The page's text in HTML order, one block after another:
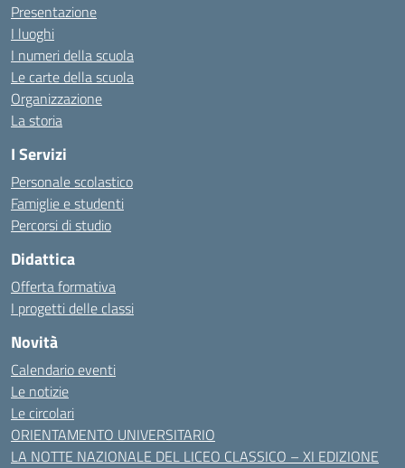
Presentazione
I luoghi
I numeri della scuola
Le carte della scuola
Organizzazione
La storia
I Servizi
Personale scolastico
Famiglie e studenti
Percorsi di studio
Didattica
Offerta formativa
I progetti delle classi
Novità
Calendario eventi
Le notizie
Le circolari
ORIENTAMENTO UNIVERSITARIO
LA NOTTE NAZIONALE DEL LICEO CLASSICO – XI EDIZIONE